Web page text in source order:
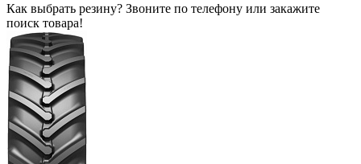
Как выбрать резину? Звоните по телефону или закажите
поиск товара!